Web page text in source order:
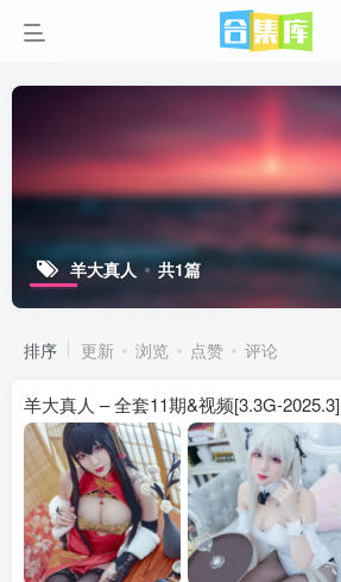
羊大真人 共1篇
排序 更新 浏览 点赞 评论
羊大真人 – 全套11期&视频[3.3G-2025.3]